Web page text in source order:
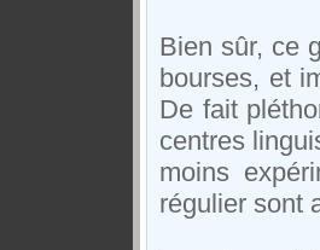
Bien sûr, ce
bourses, et
De fait
centres
moins
régulier sont